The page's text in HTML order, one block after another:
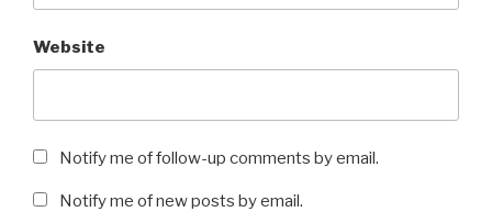
Website
Notify me of follow-up comments by email.
Notify me of new posts by email.